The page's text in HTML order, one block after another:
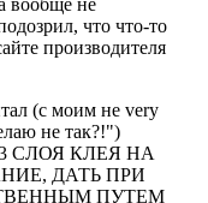
вообще не
что что-то
производителя
(с моим не very
не так?!")
3 СЛОЯ КЛЕЯ НА
ДАТЬ ПРИ
ПУТЕМ